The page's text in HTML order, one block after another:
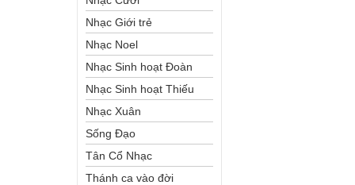
Nhạc Giới trẻ
Nhạc Noel
Nhạc Sinh hoạt Đoàn
Thể Công Giáo
Nhạc Sinh hoạt Thiếu
Nhi
Nhạc Xuân
Sống Đạo
Tân Cổ Nhạc
Thánh ca vào đời